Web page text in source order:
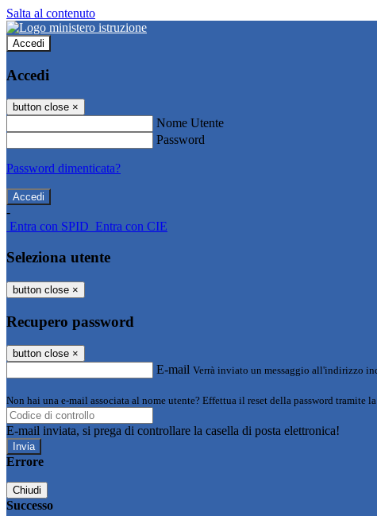
Salta al contenuto
Accedi
Accedi
button close ×
Nome Utente
Password
Password dimenticata?
-
Entra con SPID Entra con CIE
Seleziona utente
button close ×
Recupero password
button close ×
E-mail Verrà inviato un messaggio all'indirizzo
Non hai una e-mail associata al nome utente? Effettua il reset della password tramite la
E-mail inviata, si prega di controllare la casella di posta elettronica!
Errore
Chiudi
Successo